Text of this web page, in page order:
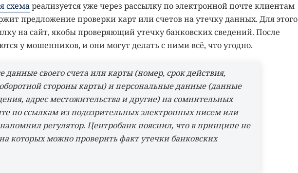
схемареализуется уже через рассылку по электронной почте клиентам
предложение проверки карт или счетов на утечку данных. Для этого
на сайт, якобы проверяющий утечку банковских сведений. После
у мошенников, и они могут делать с ними всё, что угодно.
данные своего счета или карты (номер, срок действия,
стороны карты) и персональные данные (данные
адрес местожительства и другие) на сомнительных
по ссылкам из подозрительных электронных писем или
регулятор. Центробанк пояснил, что в принципе не
которых можно проверить факт утечки банковских